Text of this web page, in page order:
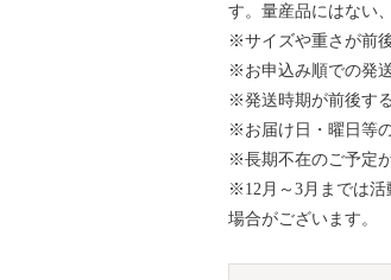
す。量産品にはない
※サイズや重さが前
※お申込み順での発
※発送時期が前後す
※お届け日・曜日等
※長期不在のご予定
※12月～3月までは活
場合がございます。